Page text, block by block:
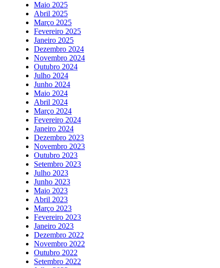
Maio 2025
Abril 2025
Março 2025
Fevereiro 2025
Janeiro 2025
Dezembro 2024
Novembro 2024
Outubro 2024
Julho 2024
Junho 2024
Maio 2024
Abril 2024
Março 2024
Fevereiro 2024
Janeiro 2024
Dezembro 2023
Novembro 2023
Outubro 2023
Setembro 2023
Julho 2023
Junho 2023
Maio 2023
Abril 2023
Março 2023
Fevereiro 2023
Janeiro 2023
Dezembro 2022
Novembro 2022
Outubro 2022
Setembro 2022